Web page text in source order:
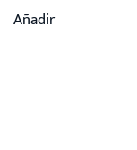
Añadir